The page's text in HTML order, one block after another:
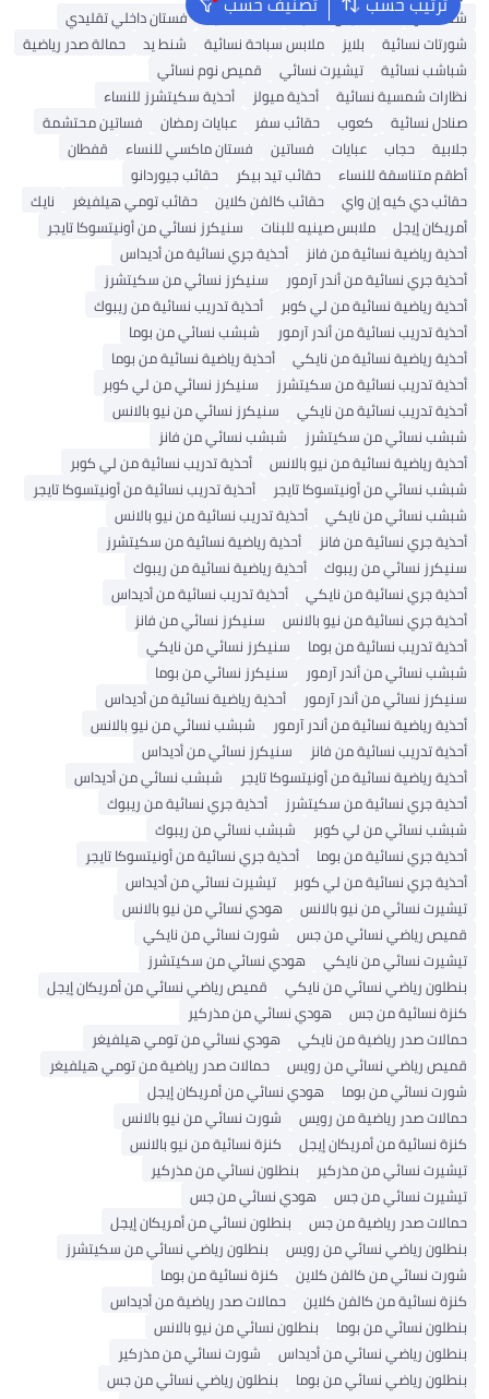
شنط ألدو شنط جيس نسائية شنط نسائية
فستان داخلي تقليدي
شورتات نسائية
بلايز ملابس سباحة نسائية شنط يد
حمالة صدر رياضية
شباشب نسائية
تيشيرت نسائي
قميص نوم نسائي
نظارات شمسية نسائية
أحذية ميولز
أحذية سكيتشرز للنساء
صنادل نسائية
كعوب حقائب سفر عبايات رمضان
فساتين محتشمة
جلابية
حجاب عبايات فساتين فستان ماكسي للنساء
قفطان
أطقم متناسقة للنساء
حقائب تيد بيكر
حقائب جيوردانو
حقائب دي كيه إن واي
حقائب كالفن كلاين حقائب تومي هيلفيغر
نايك
أمريكان إيجل
ملابس صينيه للبنات
سنيكرز نسائي من أونيتسوكا تايجر
أحذية رياضية نسائية من فانز
أحذية جري نسائية من أديداس
أحذية جري نسائية من أندر آرمور
سنيكرز نسائي من سكيتشرز
أحذية رياضية نسائية من لي كوبر
أحذية تدريب نسائية من ريبوك
أحذية تدريب نسائية من أندر آرمور
شبشب نسائي من بوما
أحذية رياضية نسائية من نايكي
أحذية رياضية نسائية من بوما
أحذية تدريب نسائية من سكيتشرز
سنيكرز نسائي من لي كوبر
أحذية تدريب نسائية من نايكي
سنيكرز نسائي من نيو بالانس
شبشب نسائي من سكيتشرز
شبشب نسائي من فانز
أحذية رياضية نسائية من نيو بالانس
أحذية تدريب نسائية من لي كوبر
شبشب نسائي من أونيتسوكا تايجر
أحذية تدريب نسائية من أونيتسوكا تايجر
شبشب نسائي من نايكي
أحذية تدريب نسائية من نيو بالانس
أحذية جري نسائية من فانز
أحذية رياضية نسائية من سكيتشرز
سنيكرز نسائي من ريبوك
أحذية رياضية نسائية من ريبوك
أحذية جري نسائية من نايكي
أحذية تدريب نسائية من أديداس
أحذية جري نسائية من نيو بالانس
سنيكرز نسائي من فانز
أحذية تدريب نسائية من بوما
سنيكرز نسائي من نايكي
شبشب نسائي من أندر آرمور
سنيكرز نسائي من بوما
سنيكرز نسائي من أندر آرمور
أحذية رياضية نسائية من أديداس
أحذية رياضية نسائية من أندر آرمور
شبشب نسائي من نيو بالانس
أحذية تدريب نسائية من فانز
سنيكرز نسائي من أديداس
أحذية رياضية نسائية من أونيتسوكا تايجر
شبشب نسائي من أديداس
أحذية جري نسائية من سكيتشرز
أحذية جري نسائية من ريبوك
شبشب نسائي من لي كوبر
شبشب نسائي من ريبوك
أحذية جري نسائية من بوما
أحذية جري نسائية من أونيتسوكا تايجر
أحذية جري نسائية من لي كوبر
تيشيرت نسائي من أديداس
تيشيرت نسائي من نيو بالانس
هودي نسائي من نيو بالانس
قميص رياضي نسائي من جس
شورت نسائي من نايكي
تيشيرت نسائي من نايكي
هودي نسائي من سكيتشرز
بنطلون رياضي نسائي من نايكي
قميص رياضي نسائي من أمريكان إيجل
كنزة نسائية من جس
هودي نسائي من مذركير
حمالات صدر رياضية من نايكي
هودي نسائي من تومي هيلفيغر
قميص رياضي نسائي من رويس
حمالات صدر رياضية من تومي هيلفيغر
شورت نسائي من بوما
هودي نسائي من أمريكان إيجل
حمالات صدر رياضية من رويس
شورت نسائي من نيو بالانس
كنزة نسائية من أمريكان إيجل
كنزة نسائية من نيو بالانس
تيشيرت نسائي من مذركير
بنطلون نسائي من مذركير
تيشيرت نسائي من جس
هودي نسائي من جس
حمالات صدر رياضية من جس
بنطلون نسائي من أمريكان إيجل
بنطلون رياضي نسائي من رويس
بنطلون رياضي نسائي من سكيتشرز
شورت نسائي من كالفن كلاين
كنزة نسائية من بوما
كنزة نسائية من كالفن كلاين
حمالات صدر رياضية من أديداس
بنطلون نسائي من بوما
بنطلون نسائي من نيو بالانس
بنطلون رياضي نسائي من أديداس
شورت نسائي من مذركير
بنطلون رياضي نسائي من بوما
بنطلون رياضي نسائي من جس